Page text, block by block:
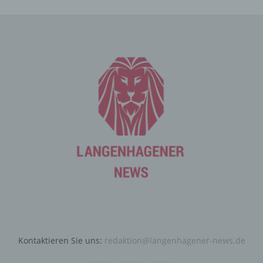
Kontaktieren Sie uns: redaktion@langenhagener-news.de
bereits gesetzte Cookies jederzeit über einen
Internetbrowser oder andere Softwareprogramme
gelöscht werden. Dies ist in allen gängigen
Internetbrowsern möglich. Deaktiviert die betroffene
Person die Setzung von Cookies in dem genutzten
Internetbrowser, sind unter Umständen nicht alle
Erfassung von allgemeinen Daten
Daten und Informationen. Diese allgemeinen Daten und